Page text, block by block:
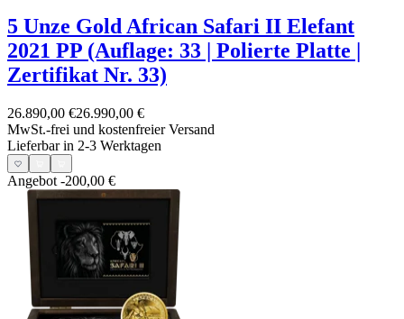
5 Unze Gold African Safari II Elefant
2021 PP (Auflage: 33 | Polierte Platte |
Zertifikat Nr. 33)
26.890,00 €26.990,00 €
MwSt.-frei und kostenfreier Versand
Lieferbar in 2-3 Werktagen
Angebot -200,00 €